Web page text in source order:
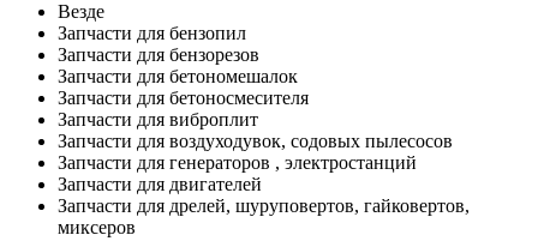
Везде
Запчасти для бензопил
Запчасти для бензорезов
Запчасти для бетономешалок
Запчасти для бетоносмесителя
Запчасти для виброплит
Запчасти для воздуходувок, содовых пылесосов
Запчасти для генераторов , электростанций
Запчасти для двигателей
Запчасти для дрелей, шуруповертов, гайковертов,
миксеров